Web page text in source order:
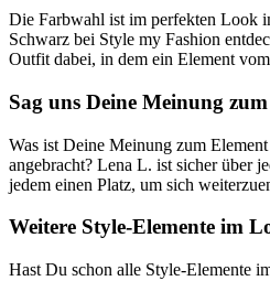
Die Farbwahl ist im perfekten Look
Schwarz bei Style my Fashion
Outfit dabei, in dem ein Element
Sag uns Deine Meinung
Was ist Deine Meinung zum
angebracht? Lena L. ist sicher über
jedem einen Platz, um sich
Weitere Style-Elemente im
Hast Du schon alle Style-Elemente